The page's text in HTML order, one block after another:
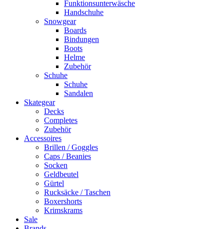
Funktionsunterwäsche
Handschuhe
Snowgear
Boards
Bindungen
Boots
Helme
Zubehör
Schuhe
Schuhe
Sandalen
Skategear
Decks
Completes
Zubehör
Accessoires
Brillen / Goggles
Caps / Beanies
Socken
Geldbeutel
Gürtel
Rucksäcke / Taschen
Boxershorts
Krimskrams
Sale